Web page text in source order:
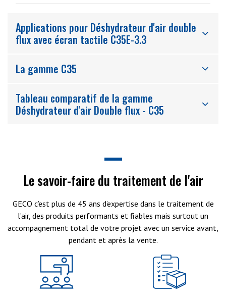
Applications pour Déshydrateur d'air double
flux avec écran tactile C35E-3.3
La gamme C35
Tableau comparatif de la gamme
Déshydrateur d'air Double flux - C35
Le savoir-faire du traitement de l'air
GECO c’est plus de 45 ans d’expertise dans le traitement de
l’air, des produits performants et fiables mais surtout un
accompagnement total de votre projet avec un service avant,
pendant et après la vente.